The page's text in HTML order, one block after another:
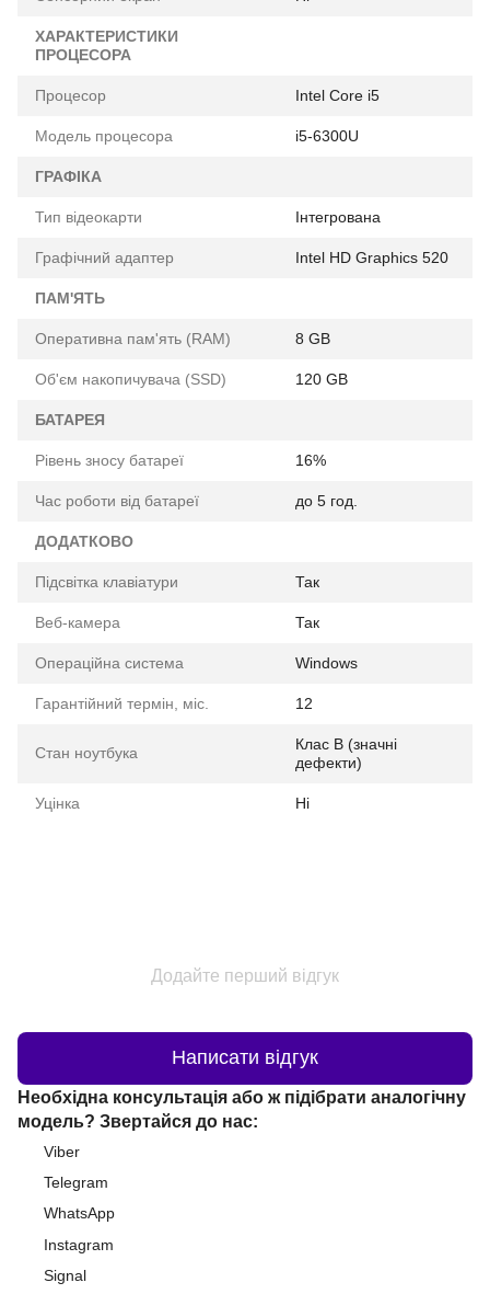
ХАРАКТЕРИСТИКИ
ПРОЦЕСОРА
Процесор Intel Core i5
Модель процесора i5-6300U
ГРАФІКА
Тип відеокарти Інтегрована
Графічний адаптер Intel HD Graphics 520
ПАМ'ЯТЬ
Оперативна пам'ять (RAM) 8 GB
Об'єм накопичувача (SSD) 120 GB
БАТАРЕЯ
Рівень зносу батареї 16%
Час роботи від батареї до 5 год.
ДОДАТКОВО
Підсвітка клавіатури Так
Веб-камера Так
Операційна система Windows
Гарантійний термін, міс. 12
Стан ноутбука
Клас B (значні
дефекти)
Уцінка Ні
Додайте перший відгук
Написати відгук
Необхідна консультація або ж підібрати аналогічну
модель? Звертайся до нас:
Viber
Telegram
WhatsApp
Instagram
Signal